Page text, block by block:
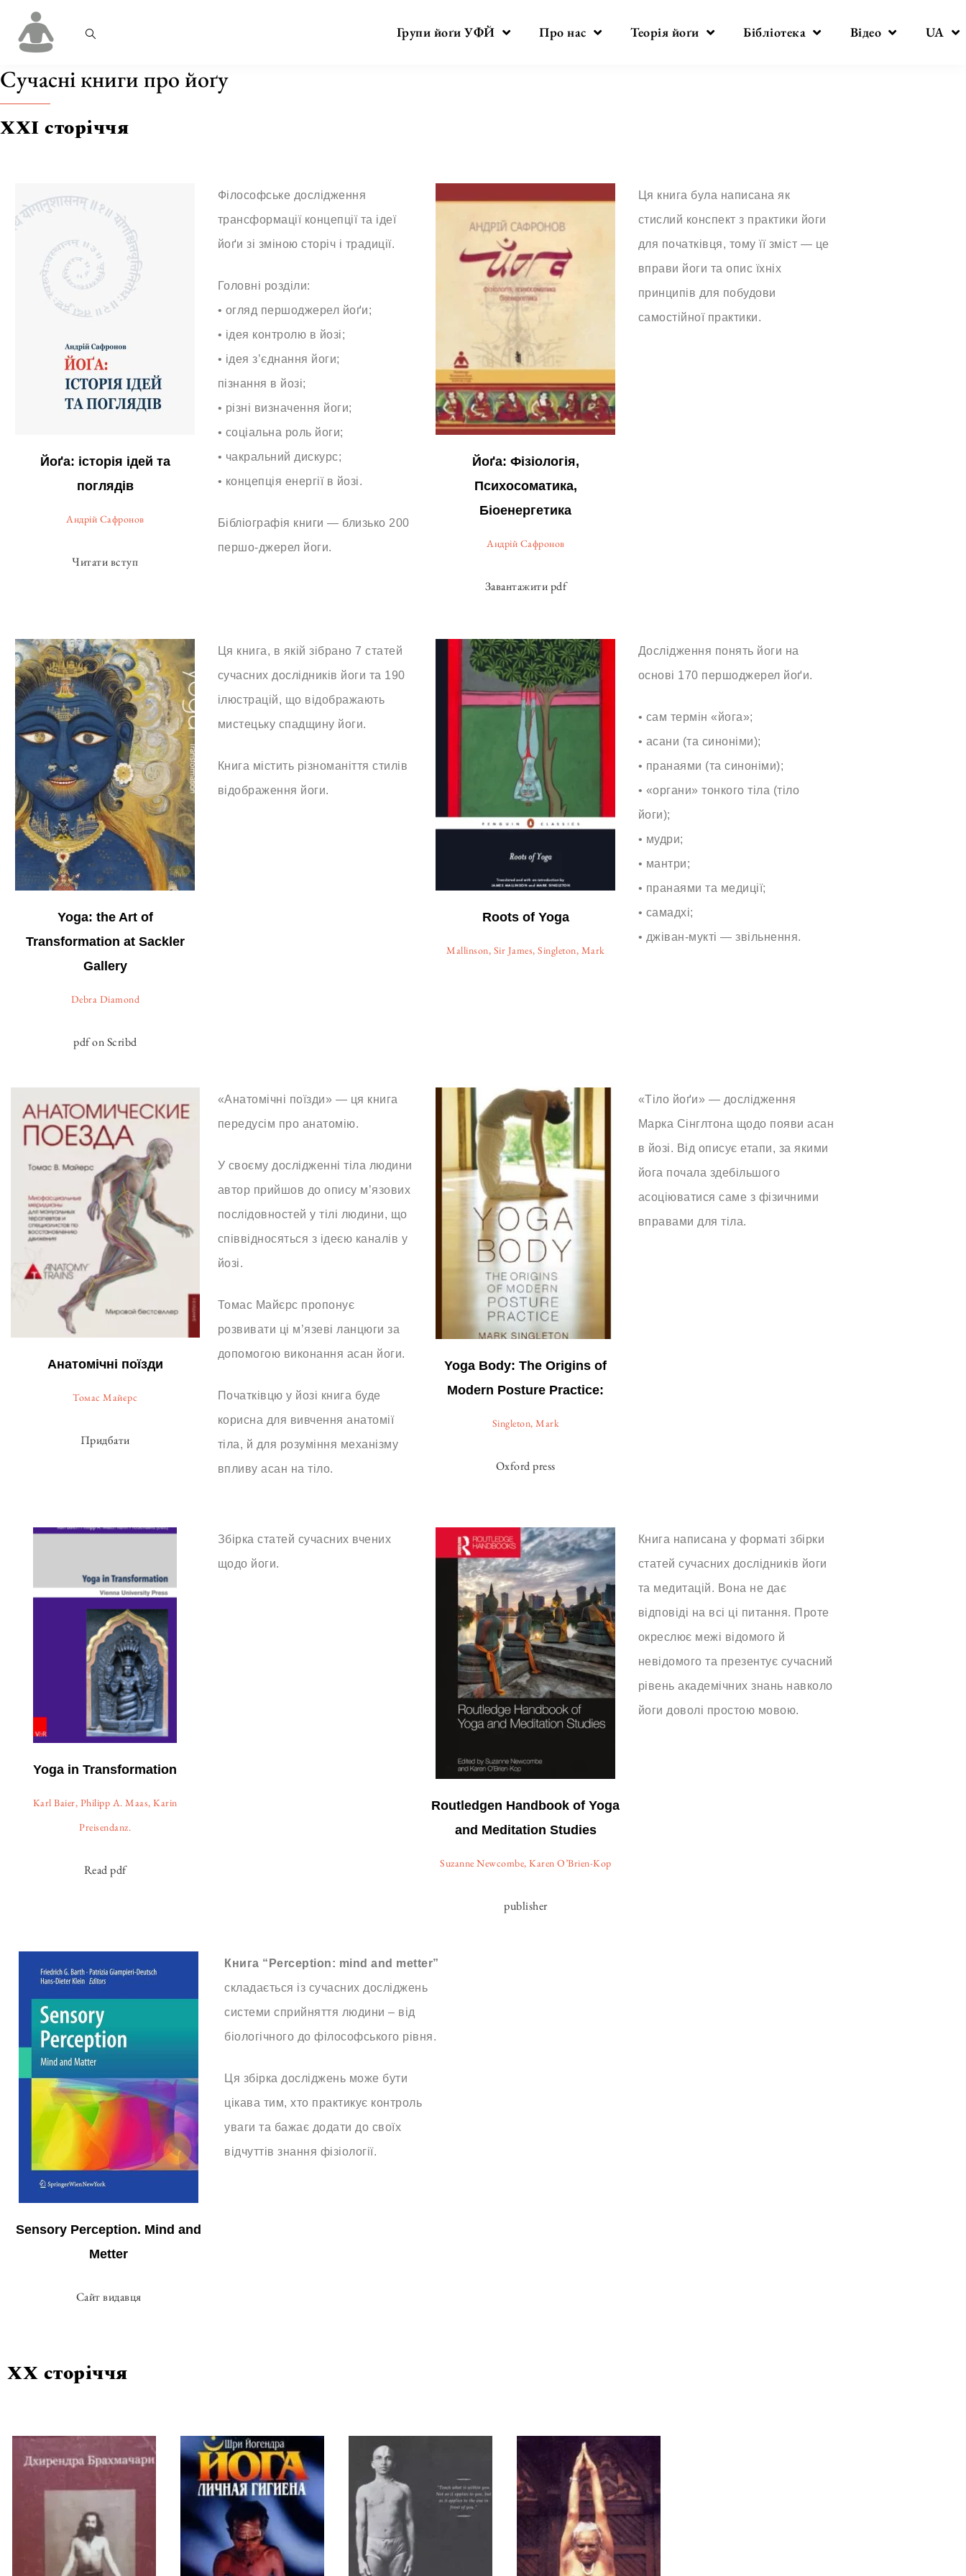
Групи йоґи УФЙ Про нас Теорія йоґи Бібліотека Відео UA
Сучасні книги про йоґу
XXI сторіччя
Йоґа: історія ідей та
поглядів
Андрій Сафронов
Читати вступ
Філософське дослідження
трансформації концепції та ідеї
йоґи зі зміною сторіч і традиції.
Головні розділи:
• огляд першоджерел йоґи;
• ідея контролю в йозі;
• ідея зʼєднання йоги;
пізнання в йозі;
• різні визначення йоги;
• соціальна роль йоги;
• чакральний дискурс;
• концепція енергії в йозі.
Бібліографія книги — близько 200
першо-джерел йоги.
Йоґа: Фізіологія,
Психосоматика,
Біоенергетика
Андрій Сафронов
Завантажити pdf
Ця книга була написана як
стислий конспект з практики йоги
для початківця, тому її зміст — це
вправи йоги та опис їхніх
принципів для побудови
самостійної практики.
Yoga: the Art of
Transformation at Sackler
Gallery
Debra Diamond
pdf on Scribd
Ця книга, в якій зібрано 7 статей
сучасних дослідників йоги та 190
ілюстрацій, що відображають
мистецьку спадщину йоги.
Книга містить різноманіття стилів
відображення йоги.
Roots of Yoga
Mallinson, Sir James, Singleton, Mark
Дослідження понять йоги на
основі 170 першоджерел йоґи.
• сам термін «йога»;
• асани (та синоніми);
• пранаями (та синоніми);
• «органи» тонкого тіла (тіло
йоги);
• мудри;
• мантри;
• пранаями та медиції;
• самадхі;
• джіван-мукті — звільнення.
Анатомічні поїзди
Томас Майєрс
Придбати
«Анатомічні поїзди» — ця книга
передусім про анатомію.
У своєму дослідженні тіла людини
автор прийшов до опису м’язових
послідовностей у тілі людини, що
співвідносяться з ідеєю каналів у
йозі.
Томас Майєрс пропонує
розвивати ці м’язеві ланцюги за
допомогою виконання асан йоги.
Початківцю у йозі книга буде
корисна для вивчення анатомії
тіла, й для розуміння механізму
впливу асан на тіло.
Yoga Body: The Origins of
Modern Posture Practice:
Singleton, Mark
Oxford press
«Тіло йоґи» — дослідження
Марка Сінглтона щодо появи асан
в йозі. Від описує етапи, за якими
йога почала здебільшого
асоціюватися саме з фізичними
вправами для тіла.
Yoga in Transformation
Karl Baier, Philipp A. Maas, Karin
Preisendanz.
Read pdf
Збірка статей сучасних вчених
щодо йоги.
Routledgen Handbook of Yoga
and Meditation Studies
Suzanne Newcombe, Karen O’Brien-Kop
publisher
Книга написана у форматі збірки
статей сучасних дослідників йоги
та медитацій. Вона не дає
відповіді на всі ці питання. Проте
окреслює межі відомого й
невідомого та презентує сучасний
рівень академічних знань навколо
йоги доволі простою мовою.
Sensory Perception. Mind and
Metter
Сайт видавця
Книга “ Perception: mind and metter”
складається із сучасних досліджень
системи сприйняття людини – від
біологічного до філософського рівня.
Ця збірка досліджень може бути
цікава тим, хто практикує контроль
уваги та бажає додати до своїх
відчуттів знання фізіології.
XX сторіччя